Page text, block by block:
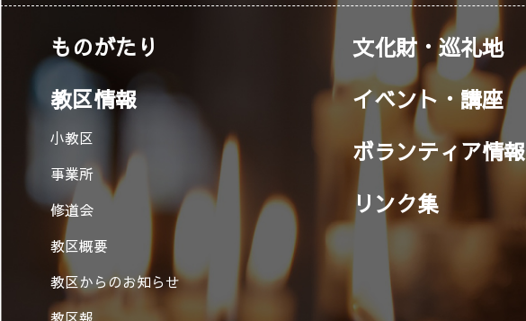
ものがたり
教区情報
小教区
事業所
修道会
教区概要
教区からのお知らせ
文化財・巡礼地
イベント・講座
ボランティア情報
リンク集